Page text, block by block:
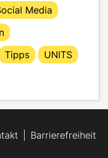
Media
Tipps
UNITS
Barrierefreiheit